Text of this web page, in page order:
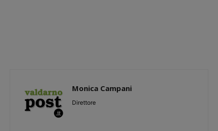
Monica Campani
Direttore